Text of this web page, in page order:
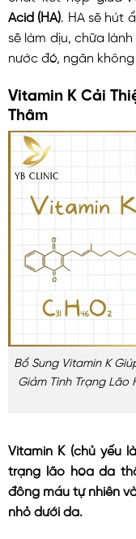
Acid (HA) . HA sẽ hút
sẽ làm dịu, chữa
nước đó, ngăn
Vitamin K Cải
Thâm
Bổ Sung Vitamin K
Giảm Tình Trạng Lão
Vitamin K (chủ yếu
trạng lão hóa da
đông máu tự nhiên
nhỏ dưới da.